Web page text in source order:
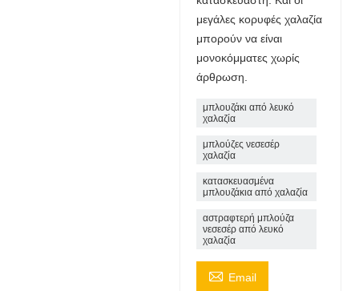
μεγάλες κορυφές χαλαζία
μπορούν να είναι
μονοκόμματες χωρίς
άρθρωση.
μπλουζάκι από λευκό
χαλαζία
μπλούζες νεσεσέρ
χαλαζία
κατασκευασμένα
μπλουζάκια από χαλαζία
αστραφτερή μπλούζα
νεσεσέρ από λευκό
χαλαζία
 Email